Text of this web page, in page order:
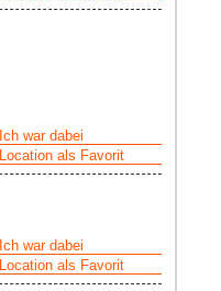
Ich war dabei
Location als Favorit
Ich war dabei
Location als Favorit